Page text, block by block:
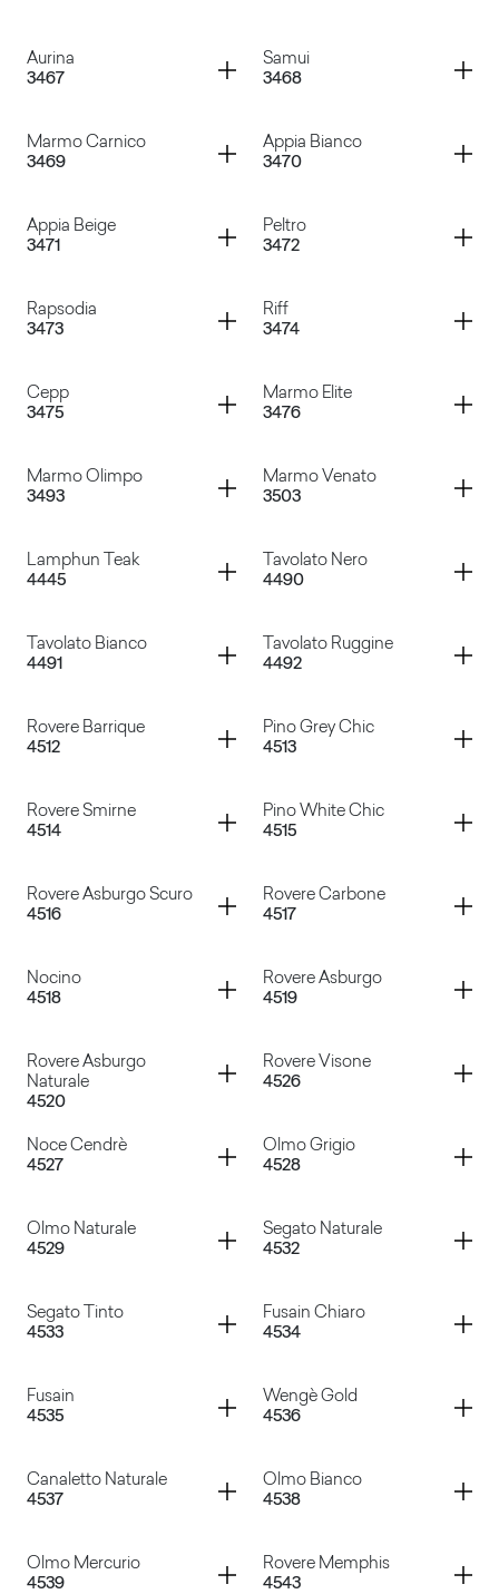
Aurina
3467
Container
Samui
3468
Container
Marmo Carnico
3469
Container
Appia Bianco
3470
Container
Appia Beige
3471
Container
Peltro
3472
Container
Rapsodia
3473
Container
Riff
3474
Container
Cepp
3475
Container
Marmo Elite
3476
Container
Marmo Olimpo
3493
Container
Marmo Venato
3503
Container
Lamphun Teak
4445
Container
Tavolato Nero
4490
Container
Tavolato Bianco
4491
Container
Tavolato Ruggine
4492
Container
Rovere Barrique
4512
Container
Pino Grey Chic
4513
Container
Rovere Smirne
4514
Container
Pino White Chic
4515
Container
Rovere Asburgo Scuro
4516
Container
Rovere Carbone
4517
Container
Nocino
4518
Container
Rovere Asburgo
4519
Container
Rovere Asburgo
Naturale
4520
Container
Rovere Visone
4526
Container
Noce Cendrè
4527
Container
Olmo Grigio
4528
Container
Olmo Naturale
4529
Container
Segato Naturale
4532
Container
Segato Tinto
4533
Container
Fusain Chiaro
4534
Container
Fusain
4535
Container
Wengè Gold
4536
Container
Canaletto Naturale
4537
Container
Olmo Bianco
4538
Container
Olmo Mercurio
4539
Container
Rovere Memphis
4543
Container